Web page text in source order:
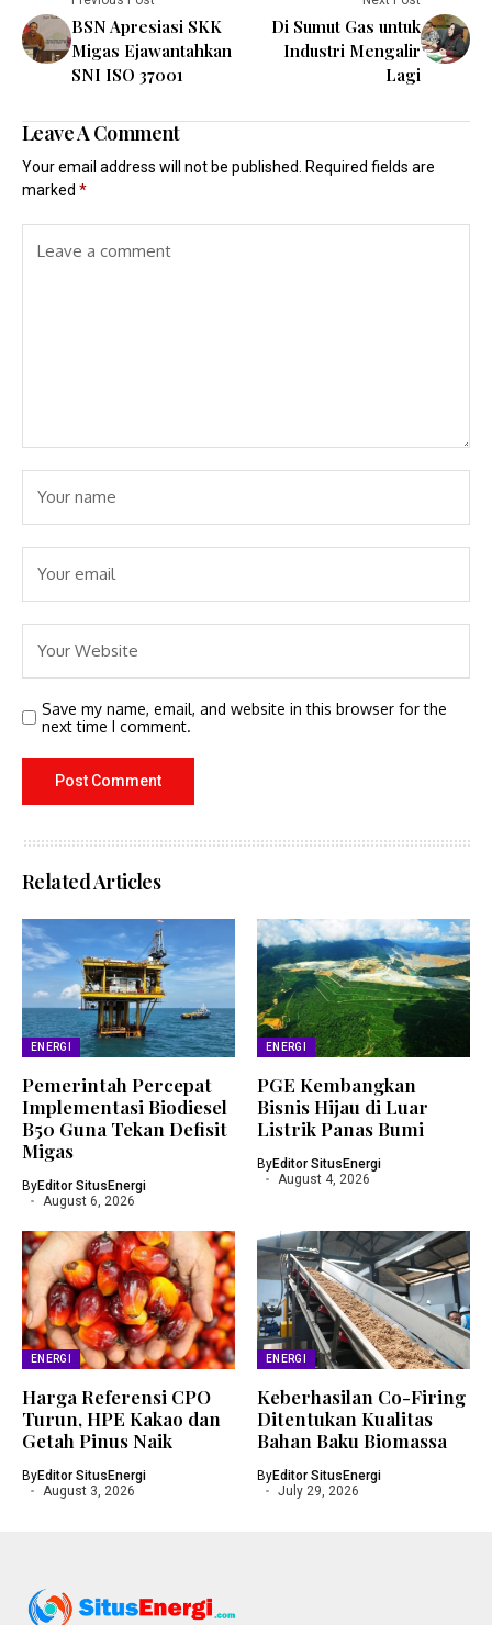
BSN Apresiasi SKK
Migas Ejawantahkan
SNI ISO 37001
Di Sumut Gas untuk
Industri Mengalir
Lagi
Leave A Comment
Your email address will not be published.
Required fields are
marked *
Save my name, email, and website in this browser for the
next time I comment.
Related Articles
ENERGI
Pemerintah Percepat
Implementasi Biodiesel
B50 Guna Tekan Defisit
Migas
ByEditor SitusEnergi
August 6, 2026
ENERGI
PGE Kembangkan
Bisnis Hijau di Luar
Listrik Panas Bumi
ByEditor SitusEnergi
August 4, 2026
ENERGI
Harga Referensi CPO
Turun, HPE Kakao dan
Getah Pinus Naik
ByEditor SitusEnergi
August 3, 2026
ENERGI
Keberhasilan Co-Firing
Ditentukan Kualitas
Bahan Baku Biomassa
ByEditor SitusEnergi
July 29, 2026